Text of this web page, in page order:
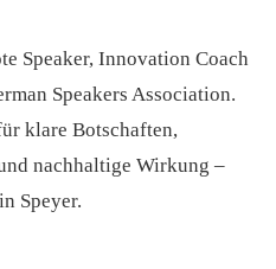
Speaker, Innovation Coach
Speakers Association.
klare Botschaften,
nachhaltige Wirkung –
Speyer.